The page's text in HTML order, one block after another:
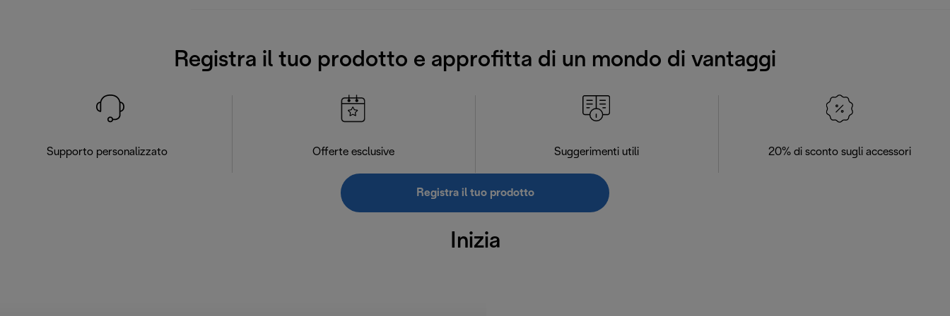
Registra il tuo prodotto e approfitta di un mondo di vantaggi
Supporto personalizzato Offerte esclusive Suggerimenti utili 20% di sconto sugli accessori
Registra il tuo prodotto
Inizia